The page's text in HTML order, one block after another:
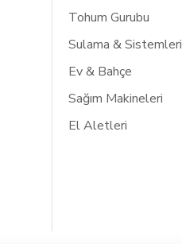
Tohum Gurubu
Sulama & Sistemleri
Ev & Bahçe
Sağım Makineleri
El Aletleri